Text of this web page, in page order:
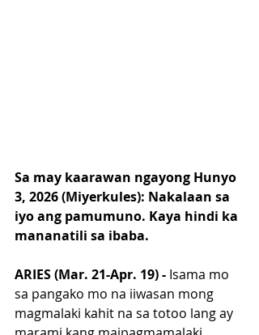
Sa may kaarawan ngayong Hunyo
3, 2026 (Miyerkules): Nakalaan sa
iyo ang pamumuno. Kaya hindi ka
mananatili sa ibaba.
ARIES (Mar. 21-Apr. 19) - Isama mo
sa pangako mo na iiwasan mong
magmalaki kahit na sa totoo lang ay